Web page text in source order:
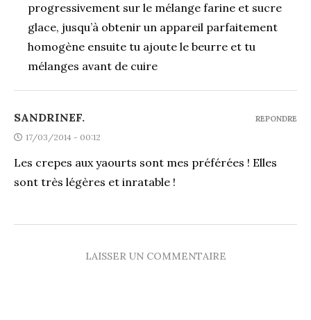
progressivement sur le mélange farine et sucre
glace, jusqu’à obtenir un appareil parfaitement
homogène ensuite tu ajoute le beurre et tu
mélanges avant de cuire
SANDRINEF.
17/03/2014 - 00:12
Les crepes aux yaourts sont mes préférées ! Elles
sont très légères et inratable !
REPONDRE
LAISSER UN COMMENTAIRE